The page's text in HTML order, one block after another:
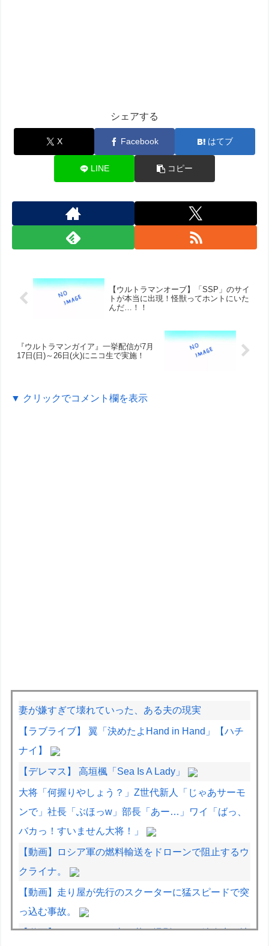
シェアする
X Facebook はてブ
LINE コピー
【ウルトラマンオーブ】「SSP」のサイ
トが本当に出現！怪獣ってホントにいた
んだ…！！
『ウルトラマンガイア』一挙配信が7月
17日(日)～26日(火)にニコ生で実施！
▼ クリックでコメント欄を表示
妻が嫌すぎて壊れていった、ある夫の現実
【ラブライブ】 翼「決めたよHand in Hand」【ハチ
ナイ】
【デレマス】 高垣楓「Sea Is A Lady」
大将「何握りやしょう？」Z世代新人「じゃあサーモ
ンで」社長「ぶほっw」部長「あー…」ワイ「ばっ、
バカっ！すいません大将！」
【動画】ロシア軍の燃料輸送をドローンで阻止するウ
クライナ。
【動画】走り屋が先行のスクーターに猛スピードで突
っ込む事故。
【動画】パキスタンの山の麓で撮影された鉄砲水が地